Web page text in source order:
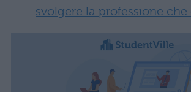
svolgere la professione che